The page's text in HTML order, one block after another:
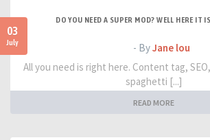
03
July
DO YOU NEED A SUPER MOD? WELL HERE IT
- ByJane lou
All you need is right here. Content tag,
spaghetti [...]
READ MORE